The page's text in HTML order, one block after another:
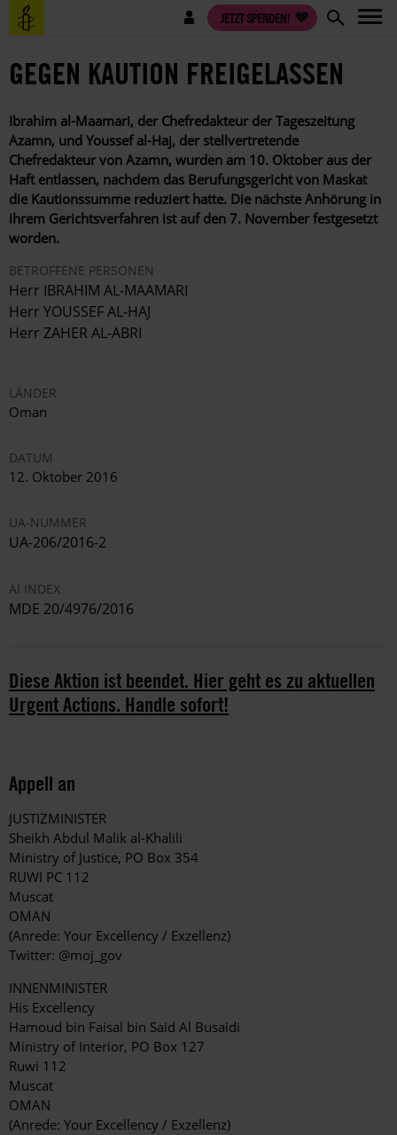
Direkt
zum
Benutzermenü JETZT SPENDEN!
GEGEN KAUTION FREIGELASSEN
Ibrahim al-Maamari, der Chefredakteur der Tageszeitung
Azamn, und Youssef al-Haj, der stellvertretende
Chefredakteur von Azamn, wurden am 10. Oktober aus der
Haft entlassen, nachdem das Berufungsgericht von Maskat
die Kautionssumme reduziert hatte. Die nächste Anhörung in
ihrem Gerichtsverfahren ist auf den 7. November festgesetzt
worden.
BETROFFENE PERSONEN
Herr IBRAHIM AL-MAAMARI
Herr YOUSSEF AL-HAJ
Herr ZAHER AL-ABRI
LÄNDER
Oman
DATUM
12. Oktober 2016
UA-NUMMER
UA-206/2016-2
AI INDEX
MDE 20/4976/2016
Diese Aktion ist beendet. Hier geht es zu aktuellen
Urgent Actions. Handle sofort!
Appell an
JUSTIZMINISTER
Sheikh Abdul Malik al-Khalili
Ministry of Justice, PO Box 354
RUWI PC 112
Muscat
OMAN
(Anrede: Your Excellency / Exzellenz)
Twitter: @moj_gov
INNENMINISTER
His Excellency
Hamoud bin Faisal bin Said Al Busaidi
Ministry of Interior, PO Box 127
Ruwi 112
Muscat
OMAN
(Anrede: Your Excellency / Exzellenz)